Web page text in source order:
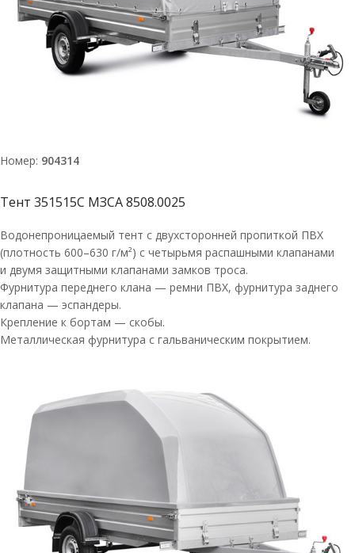
Номер: 904314
Тент 351515С МЗСА 8508.0025
Водонепроницаемый тент с двухсторонней пропиткой ПВХ
(плотность 600–630 г/м²) с четырьмя распашными клапанами
и двумя защитными клапанами замков троса.
Фурнитура переднего клана — ремни ПВХ, фурнитура заднего
клапана — эспандеры.
Крепление к бортам — скобы.
Металлическая фурнитура с гальваническим покрытием.